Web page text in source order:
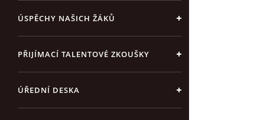
ÚSPĚCHY NAŠICH ŽÁKŮ
PŘIJÍMACÍ TALENTOVÉ ZKOUŠKY
ÚŘEDNÍ DESKA